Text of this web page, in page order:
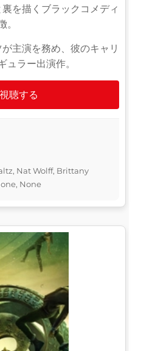
を描くブラックコメディ
。
主演を務め、彼のキャリ
ュラー出演作。
視聴する
Nat Wolff, Brittany
None